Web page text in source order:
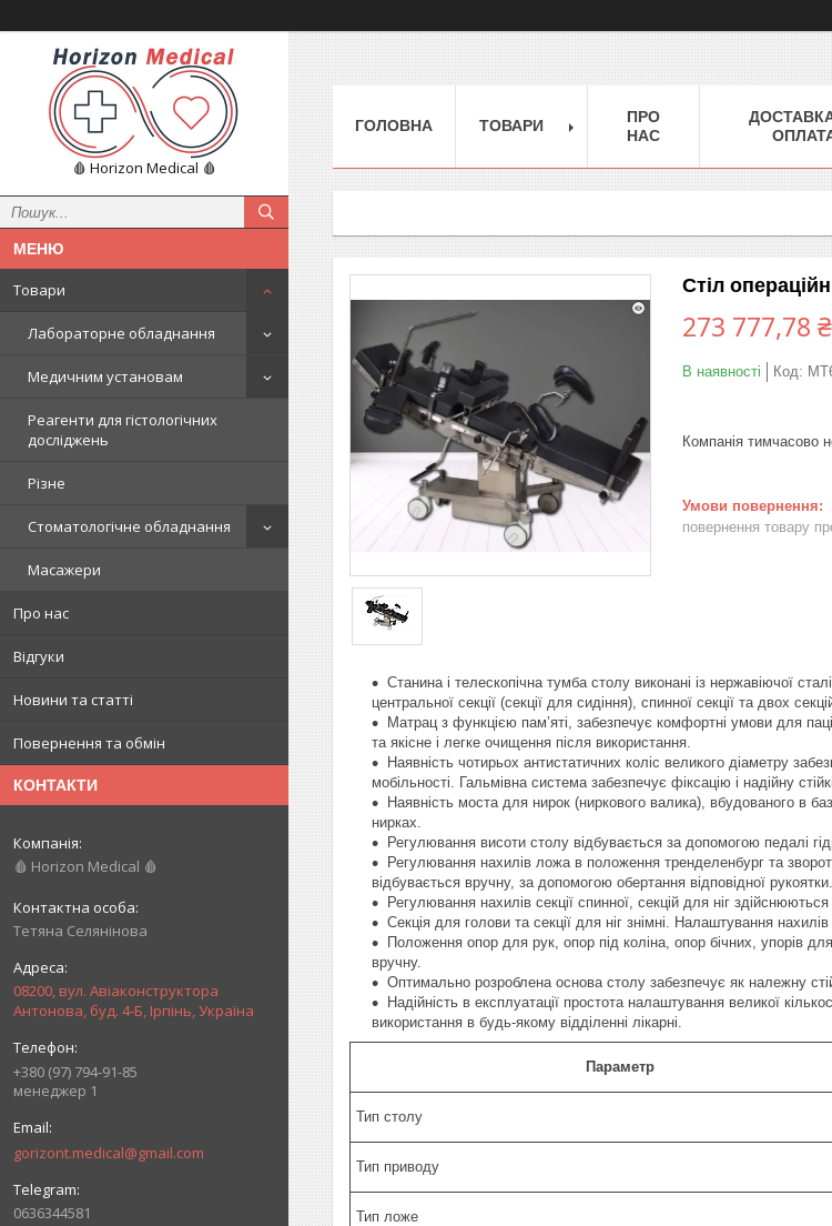
🩸 Horizon Medical 🩸
Товари
Лабораторне обладнання
Медичним установам
Реагенти для гістологічних
досліджень
Різне
Стоматологічне обладнання
Масажери
Про нас
Відгуки
Новини та статті
Повернення та обмін
КОНТАКТИ
🩸 Horizon Medical 🩸
Тетяна Селянінова
08200, вул. Авіаконструктора
Антонова, буд. 4-Б, Ірпінь, Україна
+380 (97) 794-91-85
менеджер 1
gorizont.medical@gmail.com
0636344581
ГОЛОВНА ТОВАРИ
ПРО
НАС
Стіл
273 777,78 ₴
В наявності Код:
Компанія тимчасово
повернення товару
Станина і телескопічна тумба столу виконані із нержавіючої
центральної секції (секції для сидіння), спинної секції та двох
Матрац з функцією пам’яті, забезпечує комфортні умови для
та якісне і легке очищення після використання.
Наявність чотирьох антистатичних коліс великого діаметру
мобільності. Гальмівна система забезпечує фіксацію і надійну
Наявність моста для нирок (ниркового валика), вбудованого в
нирках.
Регулювання висоти столу відбувається за допомогою педалі
Регулювання нахилів ложа в положення тренделенбург та
відбувається вручну, за допомогою обертання відповідної рукоятки.
Регулювання нахилів секції спинної, секцій для ніг
Секція для голови та секції для ніг знімні. Налаштування
Положення опор для рук, опор під коліна, опор бічних, упорів
вручну.
Оптимально розроблена основа столу забезпечує як належну
Надійність в експлуатації простота налаштування великої
використання в будь-якому відділенні лікарні.
Параметр
Тип столу
Тип приводу
Тип ложе